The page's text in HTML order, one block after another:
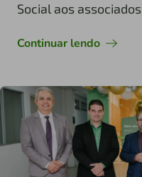
Social aos associados
Continuar lendo